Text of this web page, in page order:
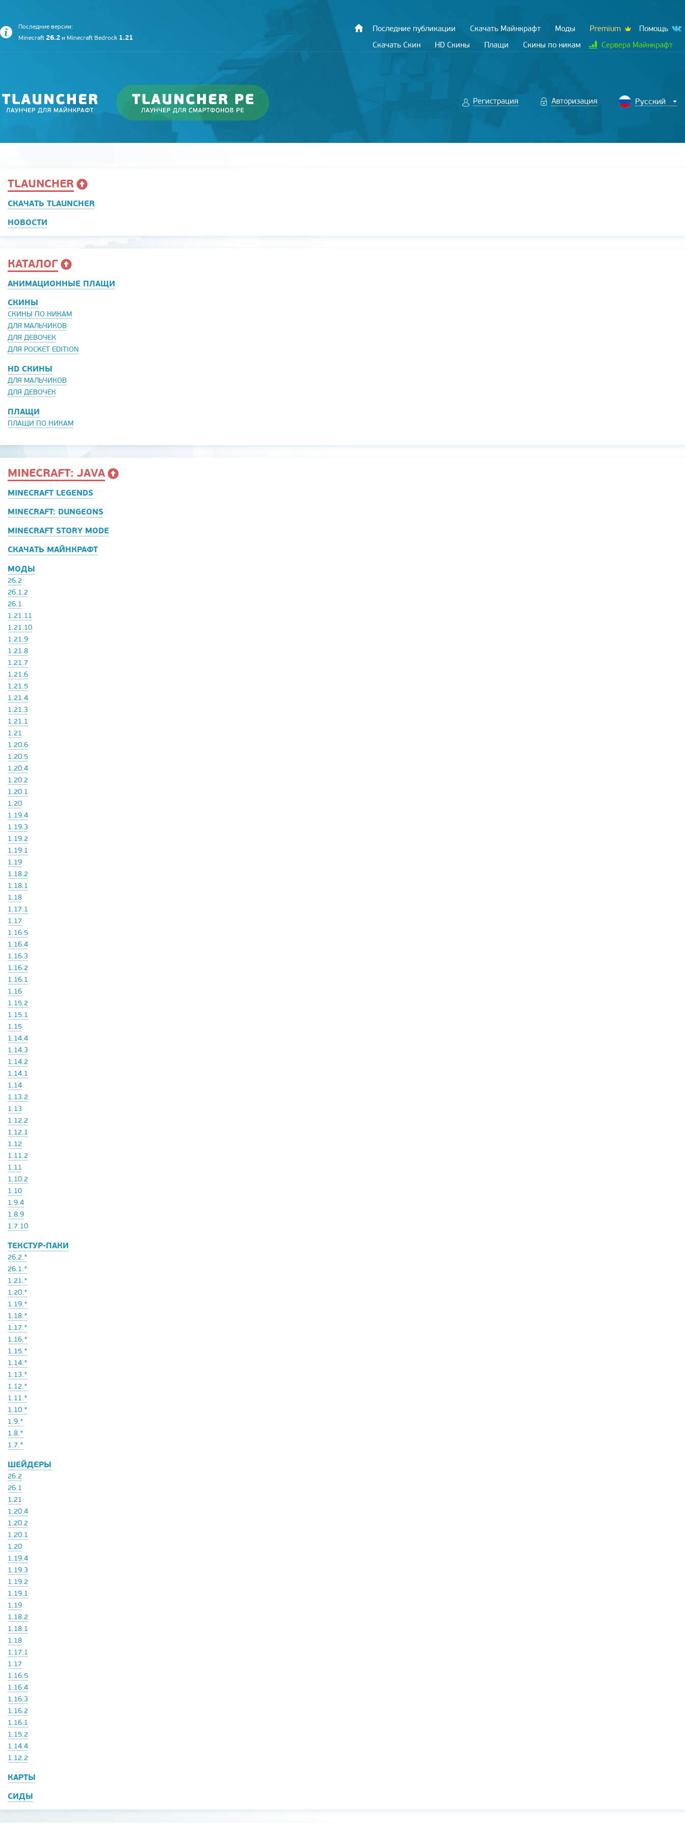
Последние версии:
Minecraft 26.2 и Minecraft Bedrock 1.21
Последние публикации Скачать Майнкрафт Моды Premium
Помощь
Скачать Скин
HD Скины Плащи Скины по никам Сервера Майнкрафт
Регистрация Авторизация
TLAUNCHER
СКАЧАТЬ TLAUNCHER
НОВОСТИ
КАТАЛОГ
АНИМАЦИОННЫЕ ПЛАЩИ
СКИНЫ
СКИНЫ ПО НИКАМ
ДЛЯ МАЛЬЧИКОВ
ДЛЯ ДЕВОЧЕК
ДЛЯ POCKET EDITION
HD СКИНЫ
ДЛЯ МАЛЬЧИКОВ
ДЛЯ ДЕВОЧЕК
ПЛАЩИ
ПЛАЩИ ПО НИКАМ
MINECRAFT: JAVA
MINECRAFT LEGENDS
MINECRAFT: DUNGEONS
MINECRAFT STORY MODE
СКАЧАТЬ МАЙНКРАФТ
МОДЫ
26.2
26.1.2
26.1
1.21.11
1.21.10
1.21.9
1.21.8
1.21.7
1.21.6
1.21.5
1.21.4
1.21.3
1.21.1
1.21
1.20.6
1.20.5
1.20.4
1.20.2
1.20.1
1.20
1.19.4
1.19.3
1.19.2
1.19.1
1.19
1.18.2
1.18.1
1.18
1.17.1
1.17
1.16.5
1.16.4
1.16.3
1.16.2
1.16.1
1.16
1.15.2
1.15.1
1.15
1.14.4
1.14.3
1.14.2
1.14.1
1.14
1.13.2
1.13
1.12.2
1.12.1
1.12
1.11.2
1.11
1.10.2
1.10
1.9.4
1.8.9
1.7.10
ТЕКСТУР-ПАКИ
26.2.*
26.1.*
1.21.*
1.20.*
1.19.*
1.18.*
1.17.*
1.16.*
1.15.*
1.14.*
1.13.*
1.12.*
1.11.*
1.10.*
1.9.*
1.8.*
1.7.*
ШЕЙДЕРЫ
26.2
26.1
1.21
1.20.4
1.20.2
1.20.1
1.20
1.19.4
1.19.3
1.19.2
1.19.1
1.19
1.18.2
1.18.1
1.18
1.17.1
1.17
1.16.5
1.16.4
1.16.3
1.16.2
1.16.1
1.15.2
1.14.4
1.12.2
КАРТЫ
СИДЫ